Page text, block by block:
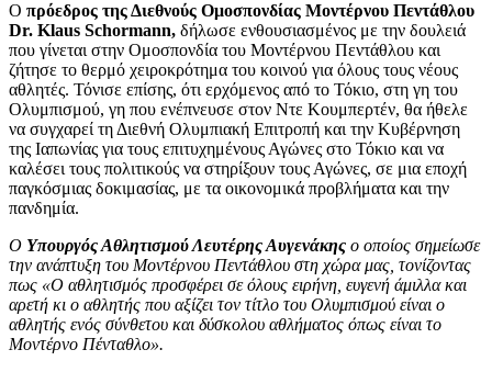
Ο πρόεδρος της Διεθνούς Ομοσπονδίας Μοντέρνου Πεντάθλου
Dr. Klaus Schormann, δήλωσε ενθουσιασμένος με την δουλειά
που γίνεται στην Ομοσπονδία του Μοντέρνου Πεντάθλου και
ζήτησε το θερμό χειροκρότημα του κοινού για όλους τους νέους
αθλητές. Τόνισε επίσης, ότι ερχόμενος από το Τόκιο, στη γη του
Ολυμπισμού, γη που ενέπνευσε στον Ντε Κουμπερτέν, θα ήθελε
να συγχαρεί τη Διεθνή Ολυμπιακή Επιτροπή και την Κυβέρνηση
της Ιαπωνίας για τους επιτυχημένους Αγώνες στο Τόκιο και να
καλέσει τους πολιτικούς να στηρίξουν τους Αγώνες, σε μια εποχή
παγκόσμιας δοκιμασίας, με τα οικονομικά προβλήματα και την
πανδημία.
O Υπουργός Αθλητισμού Λευτέρης Αυγενάκης ο οποίος σημείωσε
την ανάπτυξη του Μοντέρνου Πεντάθλου στη χώρα μας, τονίζοντας
πως «Ο αθλητισμός προσφέρει σε όλους ειρήνη, ευγενή άμιλλα και
αρετή κι ο αθλητής που αξίζει τον τίτλο του Ολυμπισμού είναι ο
αθλητής ενός σύνθετου και δύσκολου αθλήματος όπως είναι το
Μοντέρνο Πένταθλο».